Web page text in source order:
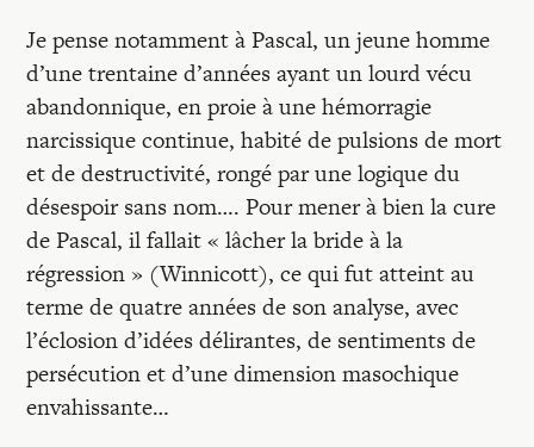
Je pense notamment à Pascal, un jeune homme
d’une trentaine d’années ayant un lourd vécu
abandonnique, en proie à une hémorragie
narcissique continue, habité de pulsions de mort
et de destructivité, rongé par une logique du
désespoir sans nom…. Pour mener à bien la cure
de Pascal, il fallait « lâcher la bride à la
régression » (Winnicott), ce qui fut atteint au
terme de quatre années de son analyse, avec
l’éclosion d’idées délirantes, de sentiments de
persécution et d’une dimension masochique
envahissante…